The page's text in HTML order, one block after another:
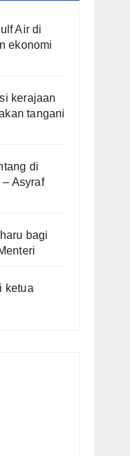
Air di
ekonomi
kerajaan
tangani
di
Asyraf
bagi
ketua